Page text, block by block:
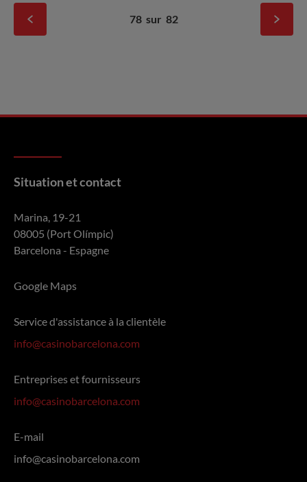
78 sur 82
Situation et contact
Marina, 19-21
08005 (Port Olímpic)
Barcelona - Espagne
Google Maps
Service d'assistance à la clientèle
info@casinobarcelona.com
Entreprises et fournisseurs
info@casinobarcelona.com
E-mail
info@casinobarcelona.com